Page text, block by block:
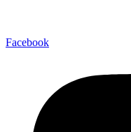
Facebook